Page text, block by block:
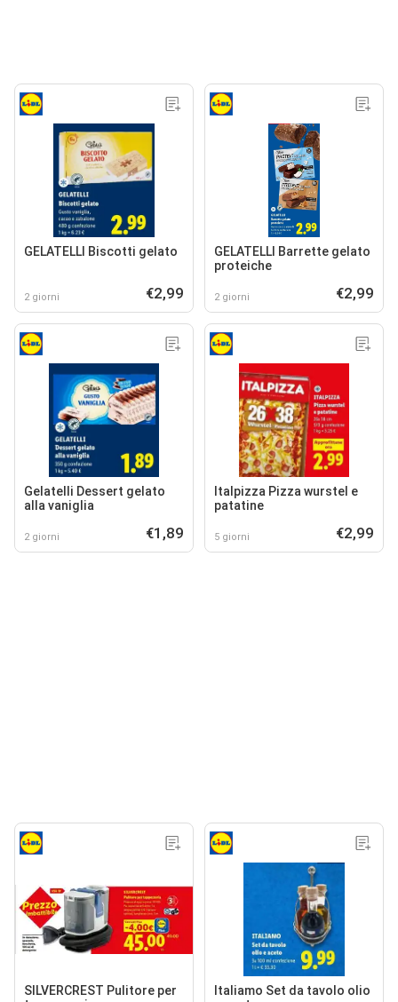
GELATELLI Biscotti gelato
2 giorni €2,99
GELATELLI Barrette gelato
proteiche
2 giorni €2,99
Gelatelli Dessert gelato
alla vaniglia
2 giorni €1,89
Italpizza Pizza wurstel e
patatine
5 giorni €2,99
SILVERCREST Pulitore per
Italiamo Set da tavolo olio